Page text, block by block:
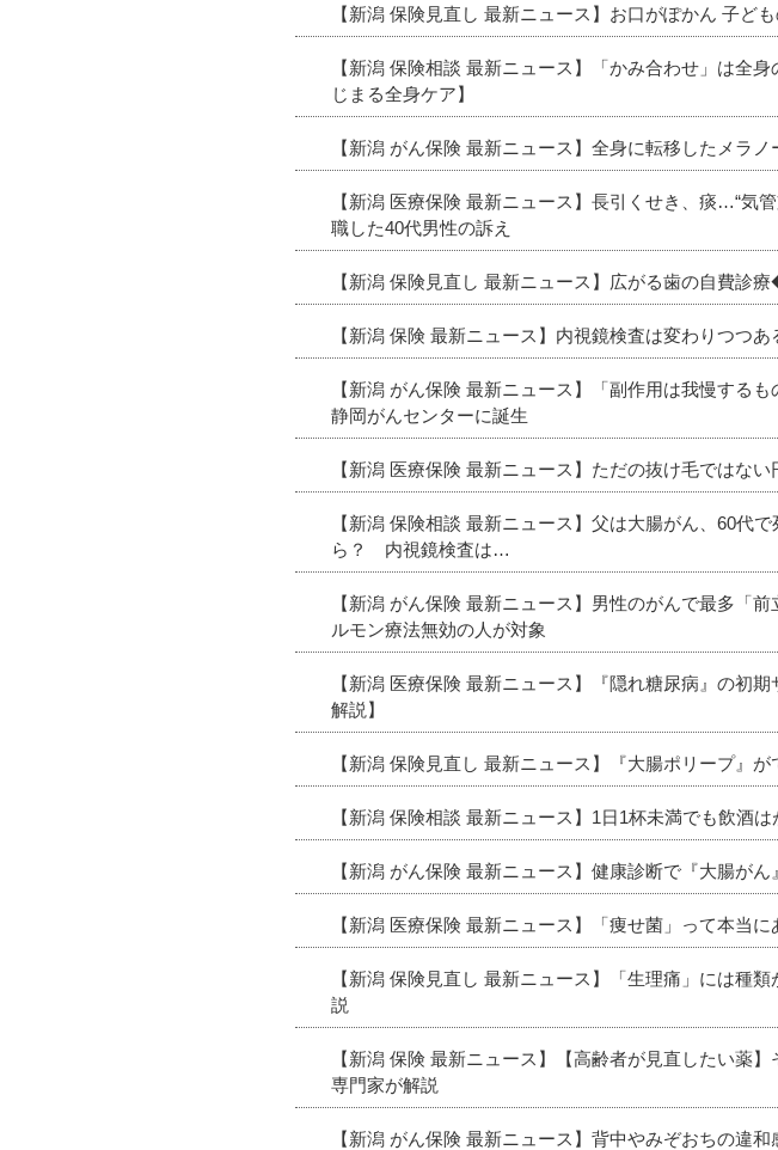
【新潟 保険見直し 最新ニュース】お口がぽかん 子ど
【新潟 保険相談 最新ニュース】「かみ合わせ」は全
じまる全身ケア】
【新潟 がん保険 最新ニュース】全身に転移したメラ
【新潟 医療保険 最新ニュース】長引くせき、痰…“
職した40代男性の訴え
【新潟 保険見直し 最新ニュース】広がる歯の自費診
【新潟 保険 最新ニュース】内視鏡検査は変わりつ
【新潟 がん保険 最新ニュース】「副作用は我慢する
静岡がんセンターに誕生
【新潟 医療保険 最新ニュース】ただの抜け毛では
【新潟 保険相談 最新ニュース】父は大腸がん、60代
ら？ 内視鏡検査は…
【新潟 がん保険 最新ニュース】男性のがんで最多
ルモン療法無効の人が対象
【新潟 医療保険 最新ニュース】『隠れ糖尿病』の初
解説】
【新潟 保険見直し 最新ニュース】『大腸ポリープ』
【新潟 保険相談 最新ニュース】1日1杯未満でも飲酒
【新潟 がん保険 最新ニュース】健康診断で『大腸が
【新潟 医療保険 最新ニュース】「痩せ菌」って本
【新潟 保険見直し 最新ニュース】「生理痛」には種
説
【新潟 保険 最新ニュース】【高齢者が見直したい薬
専門家が解説
【新潟 がん保険 最新ニュース】背中やみぞおちの